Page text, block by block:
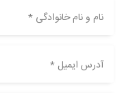
نام و نام خانوادگی *
آدرس ایمیل *